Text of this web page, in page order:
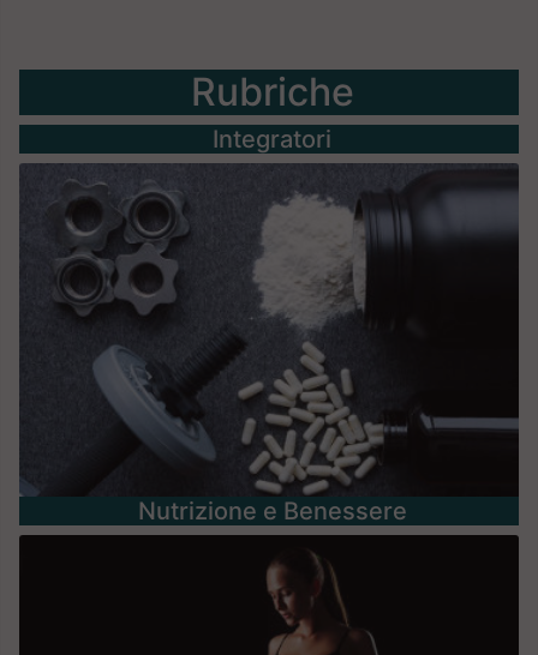
Rubriche
Integratori
Nutrizione e Benessere